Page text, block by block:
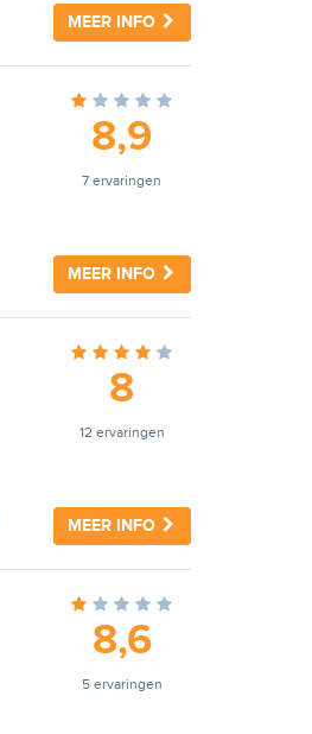
MEER INFO
8,9
7 ervaringen
MEER INFO
8
12 ervaringen
MEER INFO
8,6
5 ervaringen